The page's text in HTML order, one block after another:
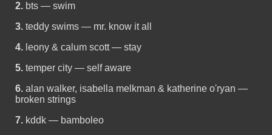
2. bts — swim
3. teddy swims — mr. know it all
4. leony & calum scott — stay
5. temper city — self aware
6. alan walker, isabella melkman & katherine o'ryan —
broken strings
7. kddk — bamboleo